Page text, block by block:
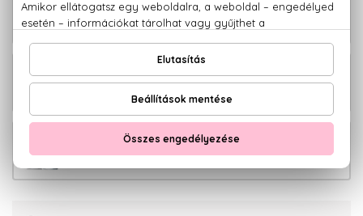
L'eau D'Issey Pour Homme Eau De
Parfum Utántöltő 150 ml
37.930 Ft
L'eau D'Issey Pour Homme Eau De 15.650 Ft -
tól
L'eau D'Issey Pour Homme Eau De
Toilette Fraiche
tól